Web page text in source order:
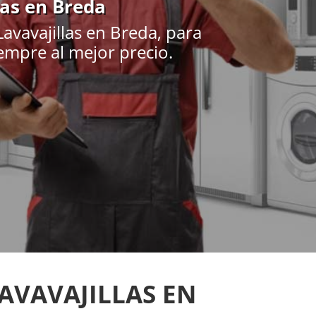
en Breda
en Breda, para
al mejor precio.
EN